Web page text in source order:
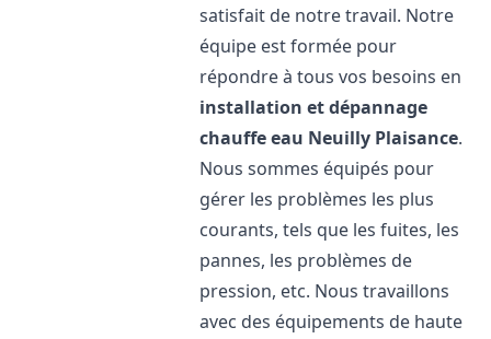
satisfait de notre travail. Notre
équipe est formée pour
répondre à tous vos besoins en
installation et dépannage
chauffe eau Neuilly Plaisance.
Nous sommes équipés pour
gérer les problèmes les plus
courants, tels que les fuites, les
pannes, les problèmes de
pression, etc. Nous travaillons
avec des équipements de haute